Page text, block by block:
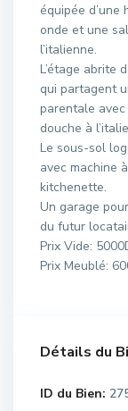
équipée
onde et une
l’italienne.
L’étage abrite
qui partagent
parentale avec
douche à
Le sous-sol
avec machine
kitchenette.
Un garage
du futur
Prix Vide:
Prix Meublé:
Détails du
ID du Bien: